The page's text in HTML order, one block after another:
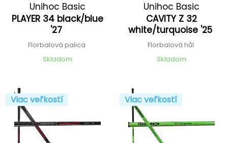
Unihoc Basic
PLAYER 34 black/blue
'27
Florbalová palica
Skladom
Unihoc Basic
CAVITY Z 32
white/turquoise '25
Florbalová hůl
Skladom
Viac veľkostí Viac veľkostí